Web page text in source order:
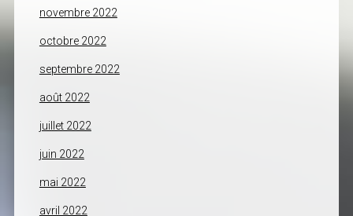
novembre 2022
octobre 2022
septembre 2022
août 2022
juillet 2022
juin 2022
mai 2022
avril 2022